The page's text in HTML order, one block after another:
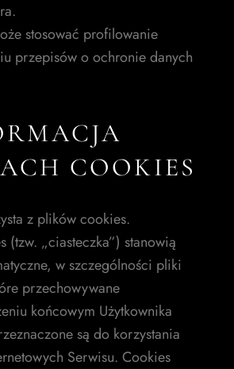
stosować profilowanie
przepisów o ochronie danych
COOKIES
z plików cookies.
(tzw. „ciasteczka”) stanowią
w szczególności pliki
przechowywane
końcowym Użytkownika
są do korzystania
Serwisu. Cookies